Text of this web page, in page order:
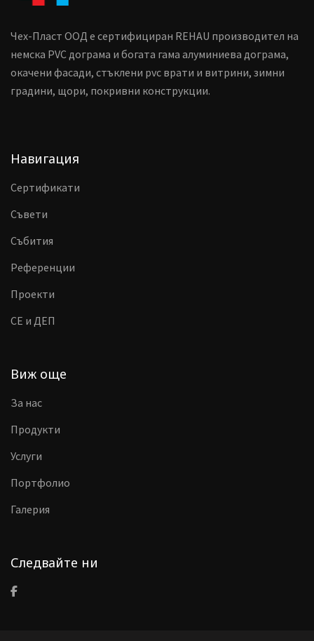
Чех-Пласт ООД е сертифициран REHAU производител на
немска PVC дограма и богата гама алуминиева дограма,
окачени фасади, стъклени pvc врати и витрини, зимни
градини, щори, покривни конструкции.
Навигация
Сертификати
Съвети
Събития
Референции
Проекти
CE и ДЕП
Виж още
За нас
Продукти
Услуги
Портфолио
Галерия
Следвайте ни